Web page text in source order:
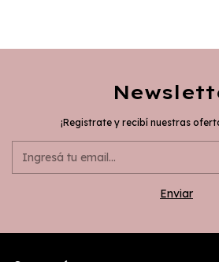
¡Registrate y recibí nuestras